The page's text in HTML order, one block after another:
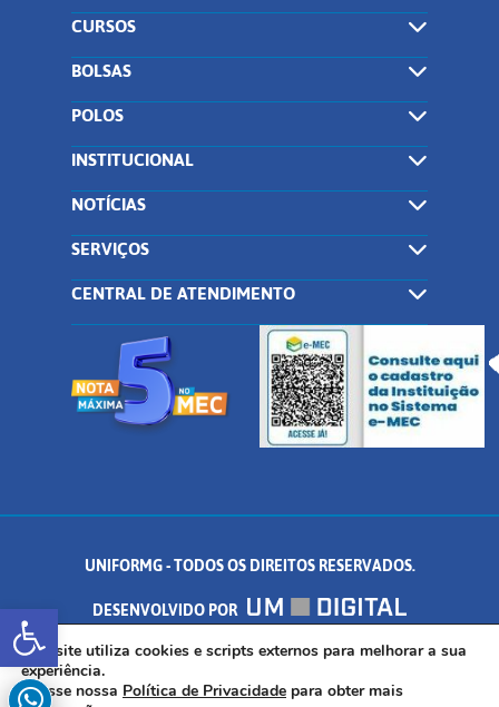
Abrir a barra de ferramentas
CURSOS
BOLSAS
POLOS
INSTITUCIONAL
NOTÍCIAS
SERVIÇOS
CENTRAL DE ATENDIMENTO
UNIFORMG - TODOS OS DIREITOS RESERVADOS.
DESENVOLVIDO POR
AV. DR. ARNALDO DE SENNA, 328 - PALMEIRAS, FORMIGA/MG - CEP:
35.574.530
Este site utiliza cookies e scripts externos para melhorar a sua
experiência.
Acesse nossa Política de Privacidade para obter mais